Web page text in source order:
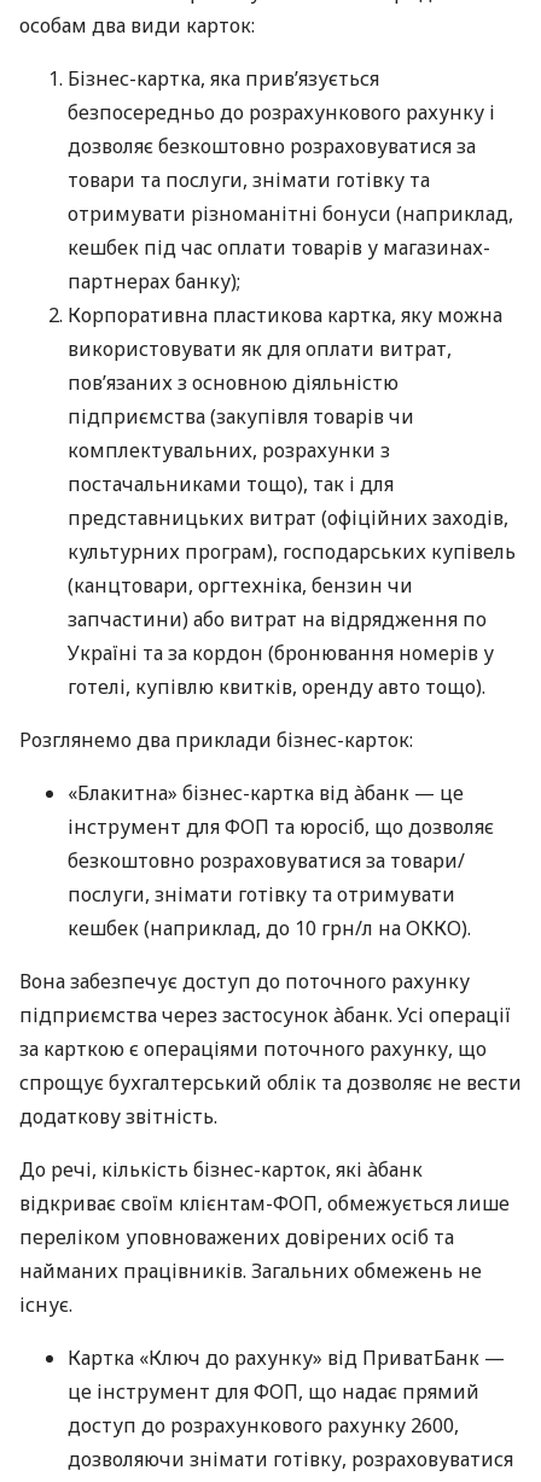
особам два види карток:
Бізнес-картка, яка прив’язується
безпосередньо до розрахункового рахунку і
дозволяє безкоштовно розраховуватися за
товари та послуги, знімати готівку та
отримувати різноманітні бонуси (наприклад,
кешбек під час оплати товарів у магазинах-
партнерах банку);
Корпоративна пластикова картка, яку можна
використовувати як для оплати витрат,
пов’язаних з основною діяльністю
підприємства (закупівля товарів чи
комплектувальних, розрахунки з
постачальниками тощо), так і для
представницьких витрат (офіційних заходів,
культурних програм), господарських купівель
(канцтовари, оргтехніка, бензин чи
запчастини) або витрат на відрядження по
Україні та за кордон (бронювання номерів у
готелі, купівлю квитків, оренду авто тощо).
Розглянемо два приклади бізнес-карток:
«Блакитна» бізнес-картка від àбанк — це
інструмент для ФОП та юросіб, що дозволяє
безкоштовно розраховуватися за товари/
послуги, знімати готівку та отримувати
кешбек (наприклад, до 10 грн/л на ОККО).
Вона забезпечує доступ до поточного рахунку
підприємства через застосунок àбанк. Усі операції
за карткою є операціями поточного рахунку, що
спрощує бухгалтерський облік та дозволяє не вести
додаткову звітність.
До речі, кількість бізнес-карток, які àбанк
відкриває своїм клієнтам-ФОП, обмежується лише
переліком уповноважених довірених осіб та
найманих працівників. Загальних обмежень не
існує.
Картка «Ключ до рахунку» від ПриватБанк —
це інструмент для ФОП, що надає прямий
доступ до розрахункового рахунку 2600,
дозволяючи знімати готівку, розраховуватися